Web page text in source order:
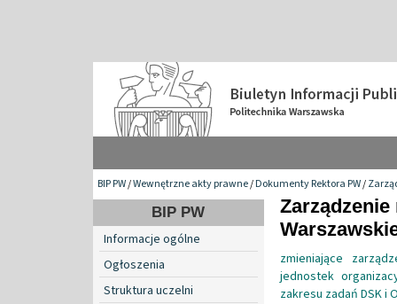
BIP PW/Wewnętrzne akty prawne/Dokumenty Rektora PW/
BIP PW
Informacje ogólne
Ogłoszenia
Struktura uczelni
zmieniające
jednostek
zakresu zadań DSK i